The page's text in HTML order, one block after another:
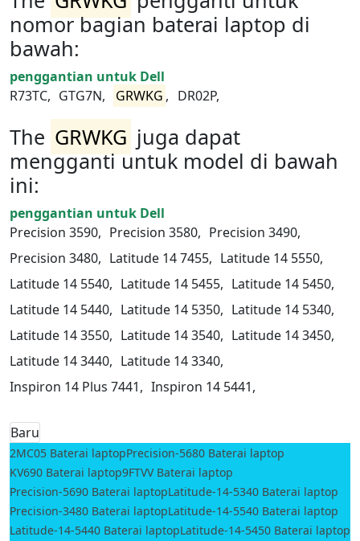
nomor bagian baterai laptop di
bawah:
penggantian untuk Dell
R73TC, GTG7N, GRWKG , DR02P,
The GRWKG juga dapat
mengganti untuk model di bawah
ini:
penggantian untuk Dell
Precision 3590, Precision 3580, Precision 3490,
Precision 3480, Latitude 14 7455, Latitude 14 5550,
Latitude 14 5540, Latitude 14 5455, Latitude 14 5450,
Latitude 14 5440, Latitude 14 5350, Latitude 14 5340,
Latitude 14 3550, Latitude 14 3540, Latitude 14 3450,
Latitude 14 3440, Latitude 14 3340,
Inspiron 14 Plus 7441, Inspiron 14 5441,
Baru
2MC05 Baterai laptopPrecision-5680 Baterai laptop
KV690 Baterai laptop9FTVV Baterai laptop
Precision-5690 Baterai laptopLatitude-14-5340 Baterai laptop
Precision-3480 Baterai laptopLatitude-14-5540 Baterai laptop
Latitude-14-5440 Baterai laptopLatitude-14-5450 Baterai laptop